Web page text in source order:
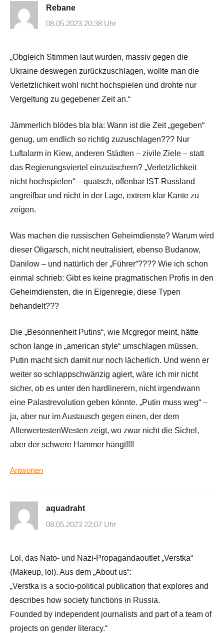
Rebane
08.05.2023 20:38 Uhr
„Obgleich Stimmen laut wurden, massiv gegen die
Ukraine deswegen zurückzuschlagen, wollte man die
Verletzlichkeit wohl nicht hochspielen und drohte nur
Vergeltung zu gegebener Zeit an.“
Jämmerlich blödes bla bla: Wann ist die Zeit „gegeben“
genug, um endlich so richtig zuzuschlagen??? Nur
Luftalarm in Kiew, anderen Städten – zivile Ziele – statt
das Regierungsviertel einzuäschern? „Verletzlichkeit
nicht hochspielen“ – quatsch, offenbar IST Russland
angreifbar und nicht in der Lage, extrem klar Kante zu
zeigen.
Was machen die russischen Geheimdienste? Warum wird
dieser Oligarsch, nicht neutralisiert, ebenso Budanow,
Danilow – und natürlich der „Führer“???? Wie ich schon
einmal schrieb: Gibt es keine pragmatischen Profis in den
Geheimdiensten, die in Eigenregie, diese Typen
behandelt???
Die „Besonnenheit Putins“, wie Mcgregor meint, hätte
schon lange in „american style“ umschlagen müssen.
Putin macht sich damit nur noch lächerlich. Und wenn er
weiter so schlappschwänzig agiert, wäre ich mir nicht
sicher, ob es unter den hardlinerern, nicht irgendwann
eine Palastrevolution geben könnte. „Putin muss weg“ –
ja, aber nur im Austausch gegen einen, der dem
AllerwertestenWesten zeigt, wo zwar nicht die Sichel,
aber der schwere Hammer hängt!!!!
Antworten
aquadraht
08.05.2023 22:07 Uhr
Lol, das Nato- und Nazi-Propagandaoutlet „Verstka“
(Makeup, lol). Aus dem „About us“:
„Verstka is a socio-political publication that explores and
describes how society functions in Russia.
Founded by independent journalists and part of a team of
projects on gender literacy.“